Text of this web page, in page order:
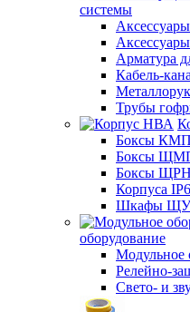
системы
Арматура
Кабель-
Трубы
Боксы
Боксы
Боксы
Корпуса
Шкафы
оборудование
Модульное
Релейно-
Свето- и